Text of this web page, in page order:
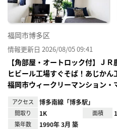
福岡市博多区
情報更新日 2026/08/05 09:41
【角部屋・オートロック付】Ｊ
ヒビール工場すぐそば！あじか
福岡市ウィークリーマンション・
アクセス 博多南線「博多駅」
間取り 1K 面積
築年数 1990年 3月 築